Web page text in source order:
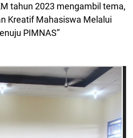
tahun 2023 mengambil tema,
Kreatif Mahasiswa Melalui
PIMNAS”